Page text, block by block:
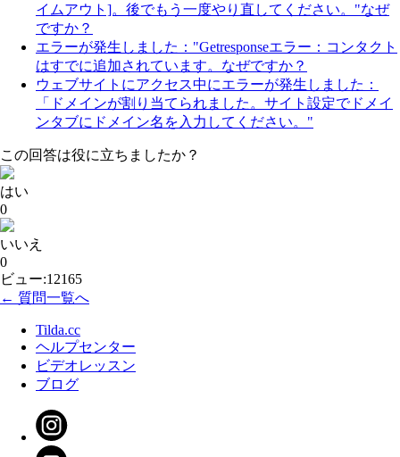
イムアウト]。後でもう一度やり直してください。"なぜ
ですか？
エラーが発生しました："Getresponseエラー：コンタクト
はすでに追加されています。なぜですか？
ウェブサイトにアクセス中にエラーが発生しました：
「ドメインが割り当てられました。サイト設定でドメイ
ンタブにドメイン名を入力してください。"
この回答は役に立ちましたか？
はい
0
いいえ
0
ビュー:12165
← 質問一覧へ
Tilda.cc
ヘルプセンター
ビデオレッスン
ブログ